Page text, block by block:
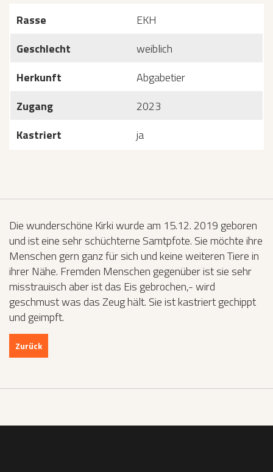
Rasse
EKH
Geschlecht
weiblich
Herkunft
Abgabetier
Zugang
2023
Kastriert
ja
Die wunderschöne Kirki wurde am 15.12. 2019 geboren
und ist eine sehr schüchterne Samtpfote. Sie möchte ihre
Menschen gern ganz für sich und keine weiteren Tiere in
ihrer Nähe. Fremden Menschen gegenüber ist sie sehr
misstrauisch aber ist das Eis gebrochen,- wird
geschmust was das Zeug hält. Sie ist kastriert gechippt
und geimpft.
Zurück